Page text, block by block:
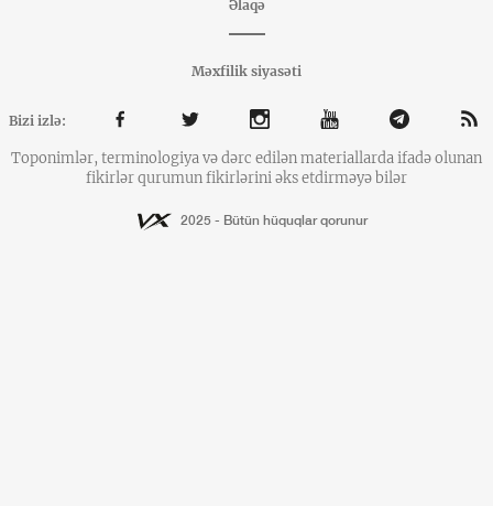
Əlaqə
Məxfilik siyasəti
Bizi izlə:
Toponimlər, terminologiya və dərc edilən materiallarda ifadə olunan
fikirlər qurumun fikirlərini əks etdirməyə bilər
2025 - Bütün hüquqlar qorunur